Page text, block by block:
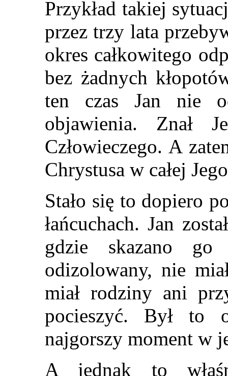
Przykład takiej
przez trzy lata
okres całkowitego
bez żadnych
ten czas Jan nie
objawienia. Znał
Człowieczego. A
Chrystusa w całej
Stało się to dopiero
łańcuchach. Jan
gdzie skazano
odizolowany, nie
miał rodziny ani
pocieszyć. Był to
najgorszy moment w
A jednak to